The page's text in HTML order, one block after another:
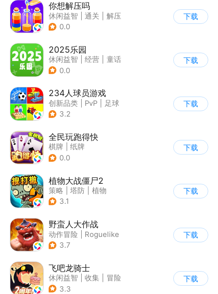
你想解压吗
休闲益智 通关
解压
| 卡通
0.0
下载
2025乐园
休闲益智 经营
童话
| 卡通
0.0
下载
234人球员游戏
创新品类 PvP
足球
| 千人同屏
3.2
下载
全民玩跑得快
棋牌
纸牌
0.0
下载
植物大战僵尸2
策略 塔防
植物
| 植物大战僵尸
3.1
下载
野蛮人大作战
动作冒险
Roguelike
| 奇幻
3.7
下载
飞吧龙骑士
休闲益智 收集
冒险
| 宠物
3.3
下载